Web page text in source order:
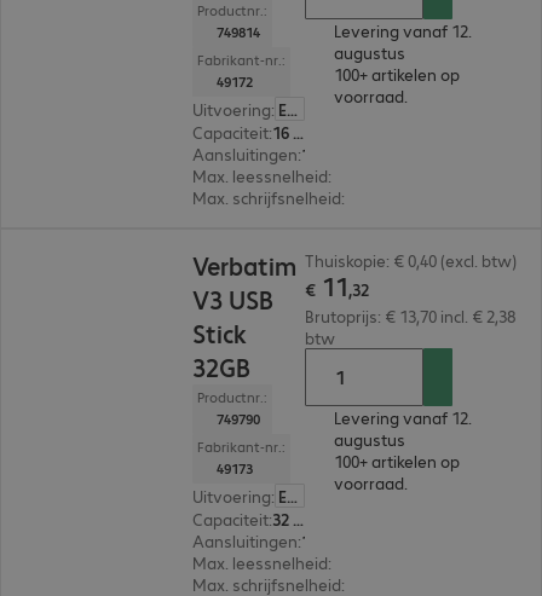
Productnr.:
749814
Fabrikant-nr.:
49172
Uitvoering: Europa
Capaciteit:
16 GB
Aansluitingen:
Max. leessnelheid:
Max. schrijfsnelheid:
Levering vanaf 12.
augustus
100+ artikelen op
voorraad.
Verbatim
V3 USB
Stick
32GB
Productnr.:
749790
Fabrikant-nr.:
49173
Uitvoering: Europa
Capaciteit:
32 GB
Aansluitingen:
Max. leessnelheid:
Max. schrijfsnelheid:
Thuiskopie: € 0,40 (excl. btw)
€ 11,32
Brutoprijs: € 13,70 incl. € 2,38
btw
Levering vanaf 12.
augustus
100+ artikelen op
voorraad.